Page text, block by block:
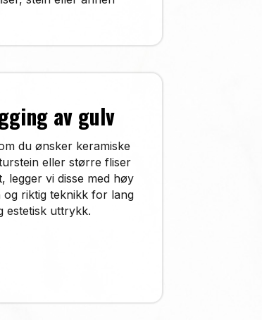
av gulv
du ønsker keramiske
eller større fliser
legger vi disse med høy
og riktig teknikk for lang
estetisk uttrykk.